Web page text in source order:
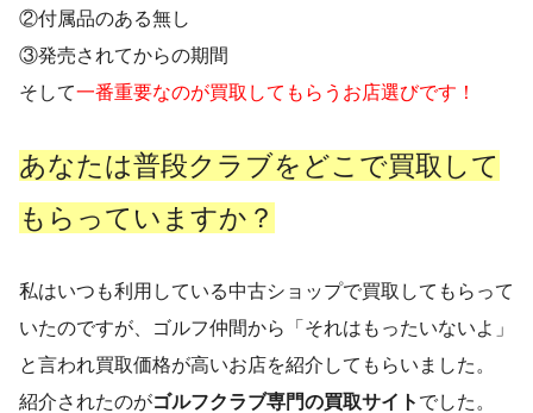
②付属品のある無し
③発売されてからの期間
そして一番重要なのが買取してもらうお店選びです！
あなたは普段クラブをどこで買取して
もらっていますか？
私はいつも利用している中古ショップで買取してもらって
いたのですが、ゴルフ仲間から「それはもったいないよ」
と言われ買取価格が高いお店を紹介してもらいました。
紹介されたのがゴルフクラブ専門の買取サイト でした。